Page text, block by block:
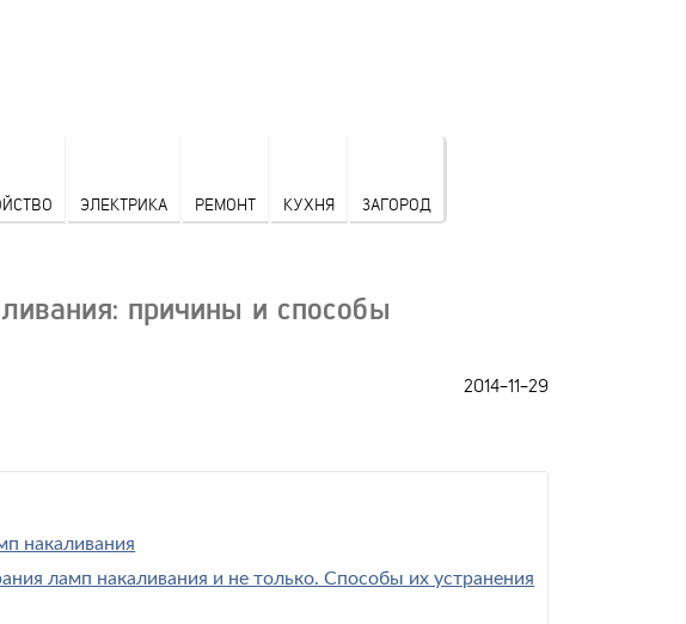
ЭЛЕКТРИКА РЕМОНТ КУХНЯ ЗАГОРОД
причины и способы
2014-11-29
накаливания
ламп накаливания и не только. Способы их устранения